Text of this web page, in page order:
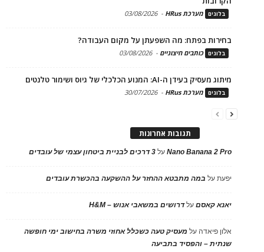
בלוגים מערכת HRus -
03/08/2026
בחירות בפתח: מה השפעתן על מקום העבודה?
בלוגים כותבים חיצוניים -
03/08/2026
מיתוג מעסיק בעידן ה-AI: המנוע הכלכלי של גיוס ושימור טלנטים
בלוגים מערכת HRus -
30/07/2026
תגובות אחרונות
Nano Banana 2 Proעל 3 דרכים לבניית ביטחון עצמי של עובדים
יפעתעל במה מתבטא ההחזר על ההשקעה בהכשרת עובדים
יאנא קאסםעלדרושים במשאבי אנוש – H&M
אלון פיאדה על מעסיק טעה כשכלל אחוזי משרה בחישוב ימי חופשה
שנתית – והפסיד בתביעה